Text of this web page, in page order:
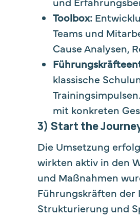
Toolbox:
Teams und
Cause Analysen,
klassische
mit konkreten
3) Start the
Die Umsetzung
wirkten aktiv in den
und Maßnahmen
Führungskräften der
Strukturierung und